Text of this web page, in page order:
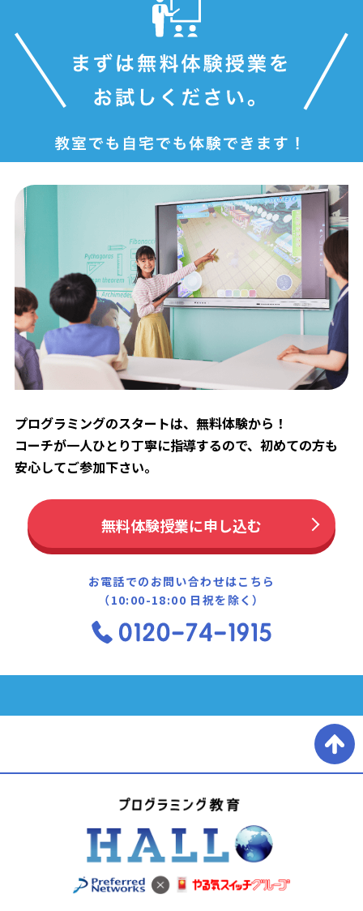
プログラミングのスタートは、無料体験から！
コーチが一人ひとり丁寧に指導するので、初めての方も
安心してご参加下さい。
無料体験授業に申し込む
お電話でのお問い合わせはこちら
（10:00-18:00 日祝を除く）